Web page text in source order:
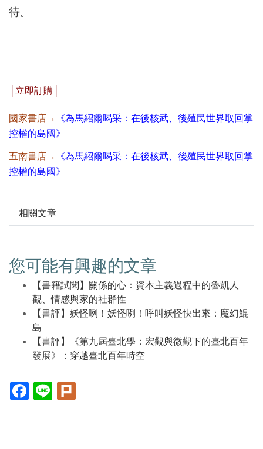
待。
│立即訂購│
國家書店→ 《為馬紹爾喝采：在後核武、後殖民世界取回掌
控權的島國》
五南書店→ 《為馬紹爾喝采：在後核武、後殖民世界取回掌
控權的島國》
相關文章
您可能有興趣的文章
【書籍試閱】關係的心：資本主義過程中的魯凱人
觀、情感與家的社群性
【書評】妖怪咧！妖怪咧！呼叫妖怪快出來：魔幻鯤
島
【書評】《第九屆臺北學：宏觀與微觀下的臺北百年
發展》：穿越臺北百年時空
Facebook(另
開
Line(另
開